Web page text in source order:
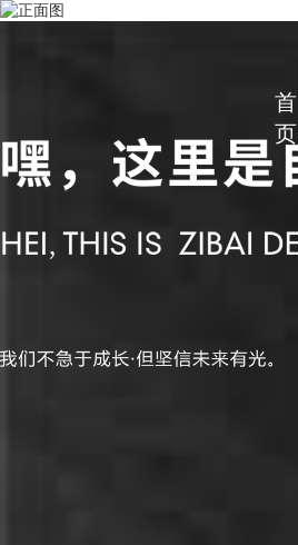
首
页